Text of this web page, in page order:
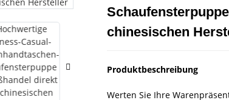
chinesischen
Produktbeschreibung
Werten Sie Ihre